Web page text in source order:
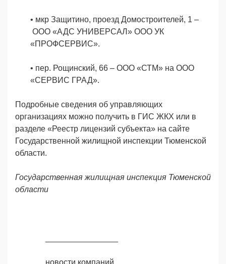
• мкр Защитино, проезд Домостроителей, 1 –
ООО «АДС УНИВЕРСАЛ» ООО УК
«ПРОФСЕРВИС».
• пер. Рощинский, 66 – ООО «СТМ» на ООО
«СЕРВИС ГРАД».
Подробные сведения об управляющих
организациях можно получить в ГИС ЖКХ или в
разделе «Реестр лицензий субъекта» на сайте
Государственной жилищной инспекции Тюменской
области.
Государственная жилищная инспекция Тюменской
области
новости компаний